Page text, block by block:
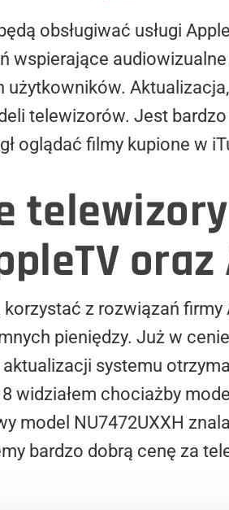
obsługiwać usługi
wspierające
użytkowników.
telewizorów. Jest bardzo
oglądać filmy kupione w
oraz
z rozwiązań
pieniędzy. Już w
systemu
widziałem chociażby
model NU7472UXXH
bardzo dobrą cenę za